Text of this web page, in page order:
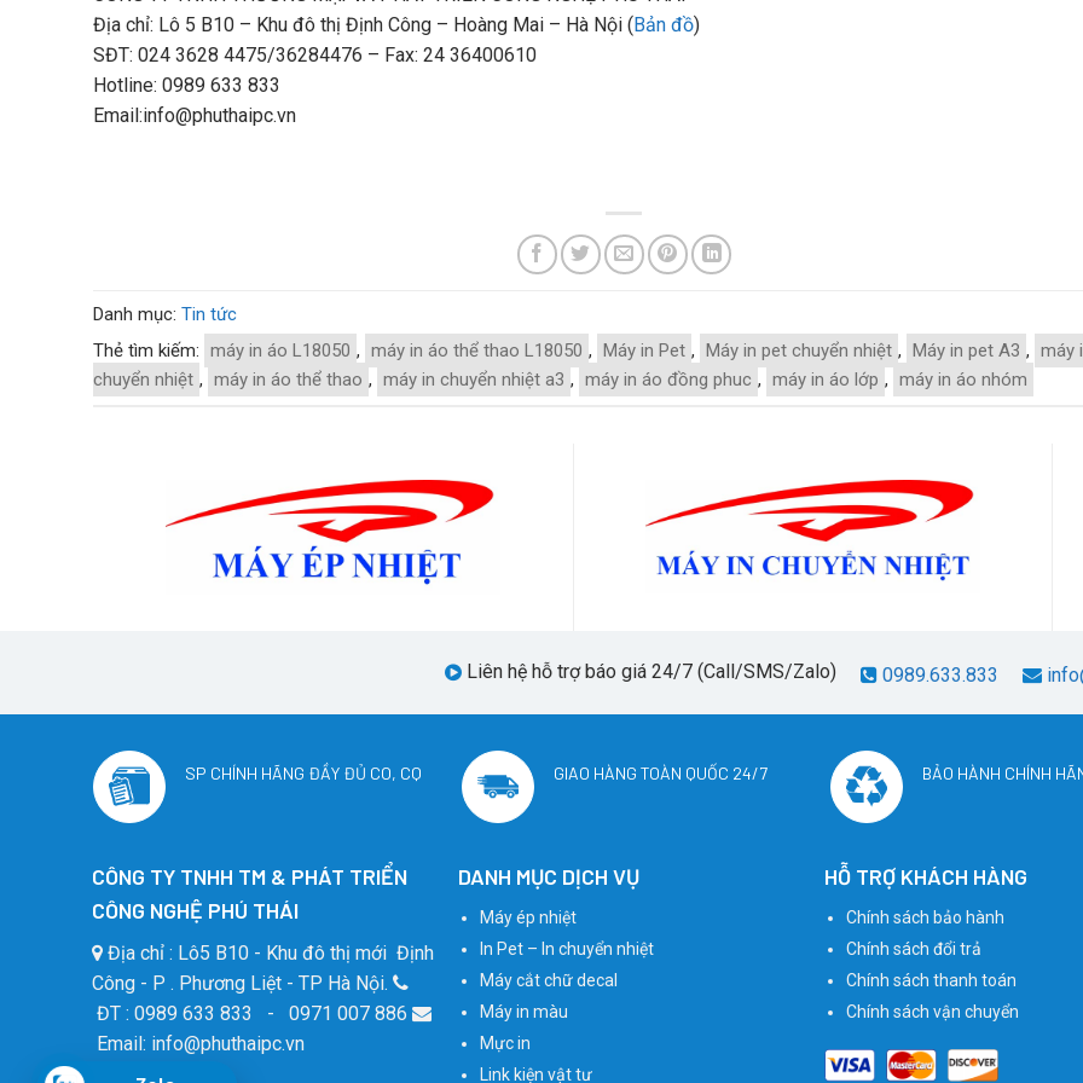
Địa chỉ: Lô 5 B10 – Khu đô thị Định Công – Hoàng Mai – Hà Nội (Bản đồ)
SĐT: 024 3628 4475/36284476 – Fax: 24 36400610
Hotline: 0989 633 833
Email:info@phuthaipc.vn
Danh mục: Tin tức
Thẻ tìm kiếm: máy in áo L18050 , máy in áo thể thao L18050 , Máy in Pet , Máy in pet chuyển nhiệt , Máy in pet A3 , máy
chuyển nhiệt , máy in áo thể thao , máy in chuyển nhiệt a3 , máy in áo đồng phuc , máy in áo lớp , máy in áo nhóm
Liên hệ hỗ trợ báo giá 24/7 (Call/SMS/Zalo) 0989.633.833
SP CHÍNH HÃNG ĐẦY ĐỦ CO, CQ GIAO HÀNG TOÀN QUỐC 24/7 BẢO HÀNH CHÍNH
CÔNG TY TNHH TM & PHÁT TRIỂN
CÔNG NGHỆ PHÚ THÁI
Địa chỉ : Lô5 B10 - Khu đô thị mới Định
Công - P . Phương Liệt - TP Hà Nội.
ĐT : 0989 633 833 - 0971 007 886
Email: info@phuthaipc.vn
DANH MỤC DỊCH VỤ
Máy ép nhiệt
In Pet – In chuyển nhiệt
Máy cắt chữ decal
Máy in màu
Mực in
Link kiện vật tư
HỖ TRỢ KHÁCH HÀNG
Chính sách bảo hành
Chính sách đổi trả
Chính sách thanh toán
Chính sách vận chuyển